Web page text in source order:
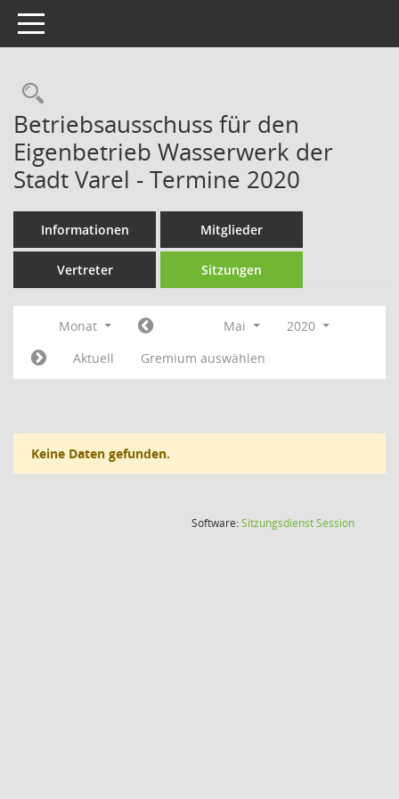
Toggle navigation
Rechercheauswahl
Betriebsausschuss für den
Eigenbetrieb Wasserwerk der
Stadt Varel - Termine 2020
Informationen Mitglieder
Vertreter Sitzungen
Monat Mai
2020
Aktuell
Gremium auswählen
Keine Daten gefunden.
Software:SitzungsdienstSession(Wird in